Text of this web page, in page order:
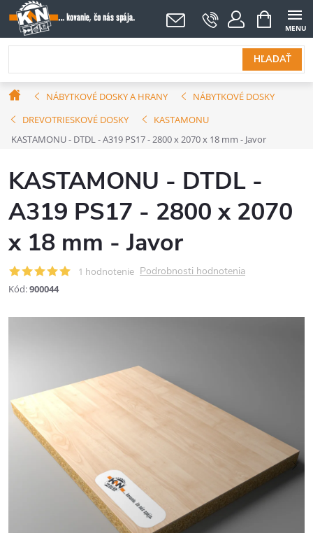
Prejsť
na
obsah
HĽADAŤ
NÁKUPNÝ
KOŠÍK
DomovNÁBYTKOVÉ DOSKY A HRANY
NÁBYTKOVÉ DOSKY
DREVOTRIESKOVÉ DOSKY
KASTAMONU
KASTAMONU - DTDL - A319 PS17 - 2800 x 2070 x 18 mm - Javor
KASTAMONU - DTDL -
A319 PS17 - 2800 x 2070
x 18 mm - Javor
1 hodnotenie Podrobnosti hodnotenia
Kód:900044